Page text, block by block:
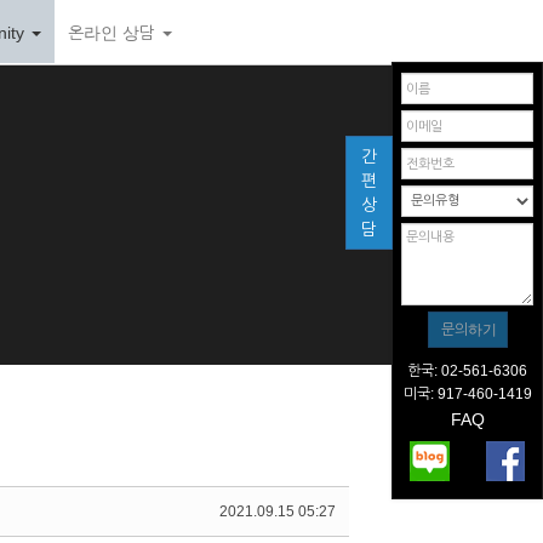
온라인 상담
2021.09.15 05:27
간
편
상
담
한국: 02-561-6306
미국: 917-460-1419
FAQ